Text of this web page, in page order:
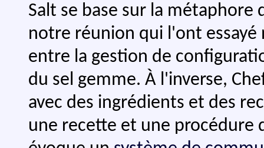
Salt se base sur la métaphore
notre réunion qui l'ont
entre la gestion de
du sel gemme. À l'inverse,
avec des ingrédients et des
une recette et une procédure